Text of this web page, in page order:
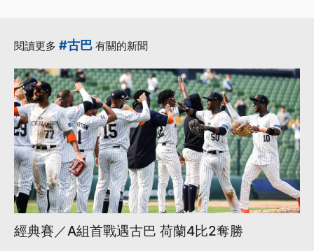
更多...
閱讀更多 #古巴 有關的新聞
經典賽／A組首戰遇古巴 荷蘭4比2奪勝